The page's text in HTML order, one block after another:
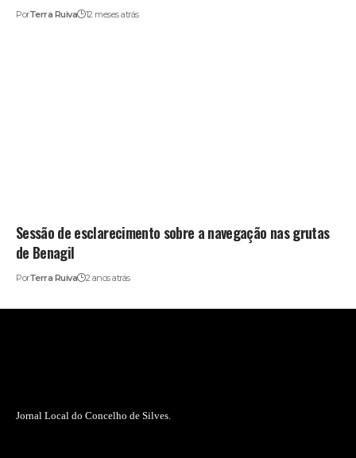
PorTerra Ruiva 12 meses atrás
Sessão de esclarecimento sobre a navegação nas grutas
de Benagil
PorTerra Ruiva 2 anos atrás
Jornal Local do Concelho de Silves.